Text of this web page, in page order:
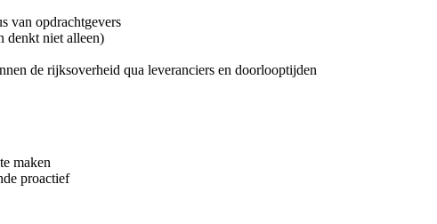
van opdrachtgevers
denkt niet alleen)
de rijksoverheid qua leveranciers en doorlooptijden
maken
proactief